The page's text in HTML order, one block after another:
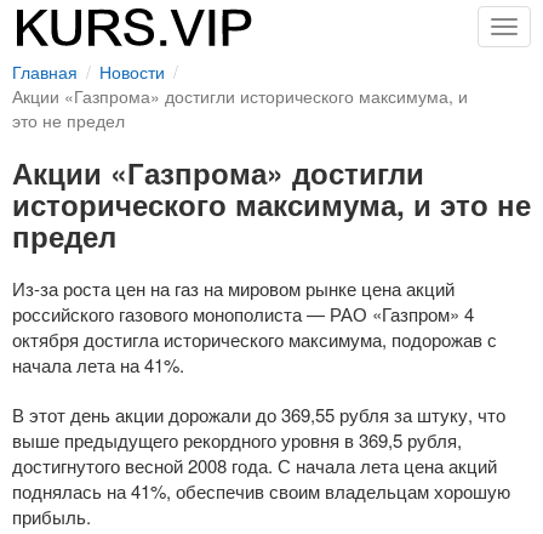
Главная
Новости
Акции «Газпрома» достигли исторического максимума, и
это не предел
Акции «Газпрома» достигли
исторического максимума, и это не
предел
Из-за роста цен на газ на мировом рынке цена акций
российского газового монополиста — РАО «Газпром» 4
октября достигла исторического максимума, подорожав с
начала лета на 41%.
В этот день акции дорожали до 369,55 рубля за штуку, что
выше предыдущего рекордного уровня в 369,5 рубля,
достигнутого весной 2008 года. С начала лета цена акций
поднялась на 41%, обеспечив своим владельцам хорошую
прибыль.